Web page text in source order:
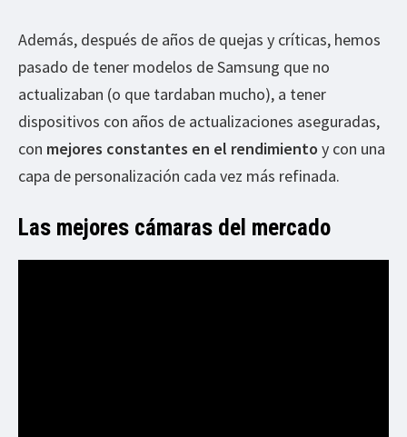
Además, después de años de quejas y críticas, hemos
pasado de tener modelos de Samsung que no
actualizaban (o que tardaban mucho), a tener
dispositivos con años de actualizaciones aseguradas,
con mejores constantes en el rendimiento y con una
capa de personalización cada vez más refinada.
Las mejores cámaras del mercado